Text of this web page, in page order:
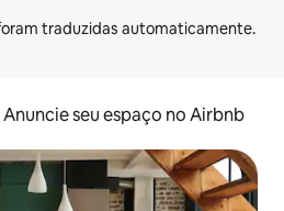
Anuncie seu espaço no Airbnb